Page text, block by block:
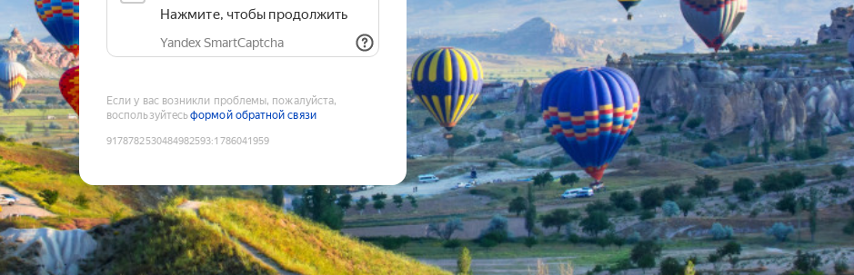
Нажмите, чтобы продолжить
Yandex SmartCaptcha
Если у вас возникли проблемы, пожалуйста,
воспользуйтесьформой обратной связи
9178782530484982593:1786041959